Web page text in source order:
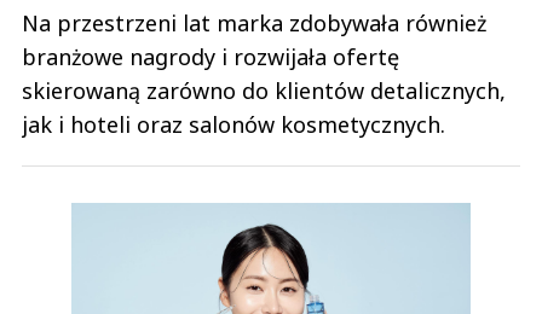
Na przestrzeni lat marka zdobywała również
branżowe nagrody i rozwijała ofertę
skierowaną zarówno do klientów detalicznych,
jak i hoteli oraz salonów kosmetycznych.